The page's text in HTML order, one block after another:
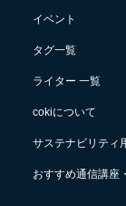
イベント
タグ一覧
ライター 一覧
cokiについて
サステナビリティ
おすすめ通信講座